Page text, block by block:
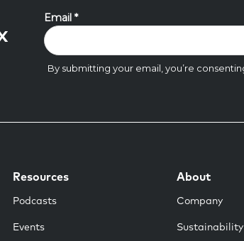
Resources
Podcasts
Events
About
Company
Sustainability